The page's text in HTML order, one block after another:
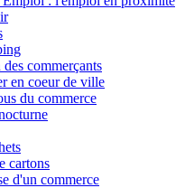
commerçants
en coeur de ville
du commerce
cartons
d'un commerce